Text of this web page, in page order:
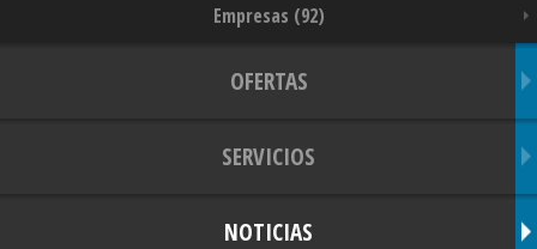
Empresas (92)
OFERTAS
SERVICIOS
NOTICIAS